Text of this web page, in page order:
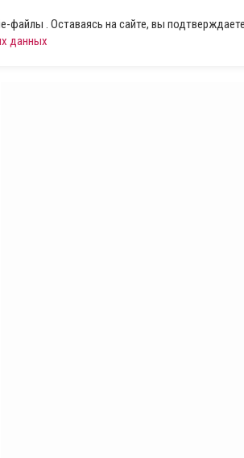
. Оставаясь на сайте, вы
данных